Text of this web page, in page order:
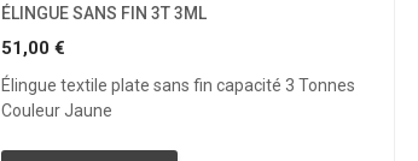
ÉLINGUE SANS FIN 3T 3ML
51,00€
Élingue textile plate sans fin capacité 3 Tonnes
Couleur Jaune